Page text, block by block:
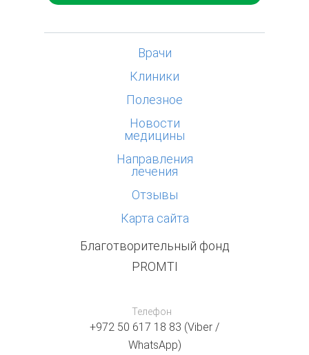
Телефон
+972 50 617 18 83 (Viber /
WhatsApp)
Врачи
Клиники
Полезное
Новости
медицины
Направления
лечения
Отзывы
Карта сайта
Благотворительный фонд
PROMTI